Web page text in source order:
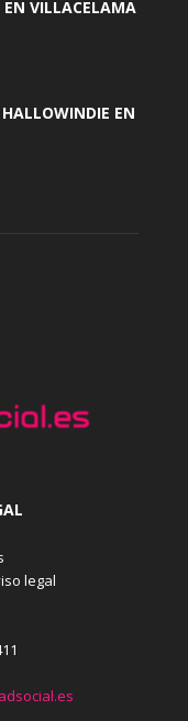
EN VILLACELAMA
EN
legal